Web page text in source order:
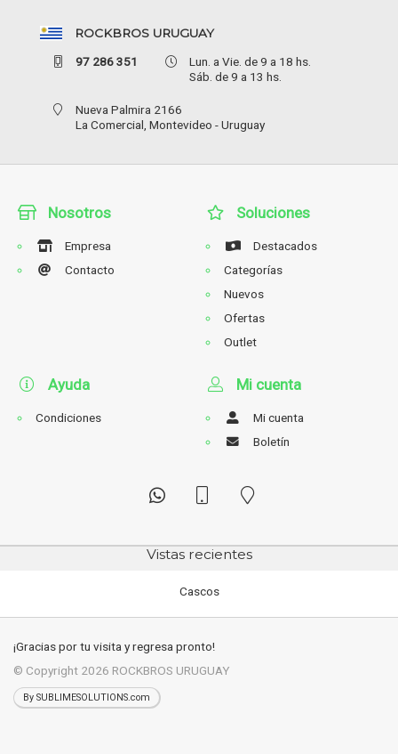
ROCKBROS URUGUAY
97 286 351
Lun. a Vie. de 9 a 18 hs.
Sáb. de 9 a 13 hs.
Nueva Palmira 2166
La Comercial, Montevideo - Uruguay
Nosotros
Empresa
Contacto
Soluciones
Destacados
Categorías
Nuevos
Ofertas
Outlet
Ayuda
Condiciones
Mi cuenta
Mi cuenta
Boletín
Vistas recientes
Cascos
¡Gracias por tu visita y regresa pronto!
© Copyright 2026 ROCKBROS URUGUAY
By SUBLIMESOLUTIONS.com